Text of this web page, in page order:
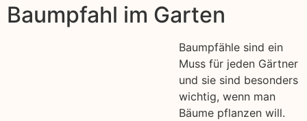
Baumpfahl im Garten
Baumpfähle sind ein
Muss für jeden Gärtner
und sie sind besonders
wichtig, wenn man
Bäume pflanzen will.